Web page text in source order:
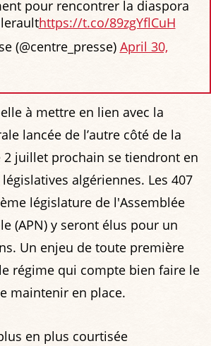
pour rencontrer la diaspora
https://t.co/89zgYflCuH
(@centre_presse) April 30,
à mettre en lien avec la
lancée de l’autre côté de la
2 juillet prochain se tiendront en
algériennes. Les 407
législature de l'Assemblée
(APN) y seront élus pour un
Un enjeu de toute première
régime qui compte bien faire le
maintenir en place.
en plus courtisée